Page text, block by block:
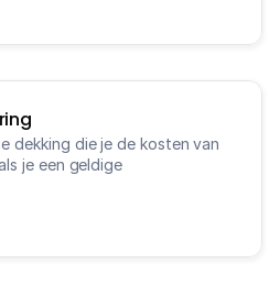
dekking die je de kosten van
je een geldige